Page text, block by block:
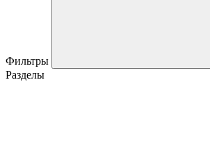
Фильтры
Разделы